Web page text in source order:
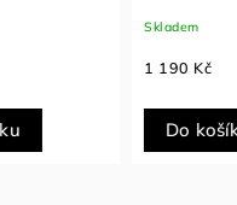
Skladem
1 190 Kč
Do košíku